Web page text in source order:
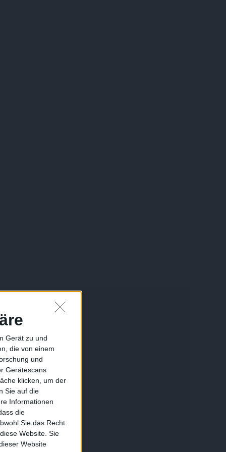
Gerät zu und
die von einem
und
Gerätescans
klicken, um der
Sie auf die
Informationen
die
Sie das Recht
Website. Sie
Website